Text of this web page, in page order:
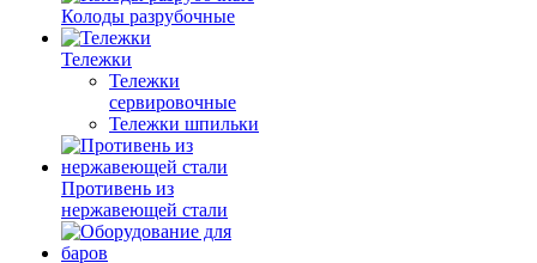
Колоды разрубочные
Тележки
Тележки
сервировочные
Тележки шпильки
Противень из
нержавеющей стали